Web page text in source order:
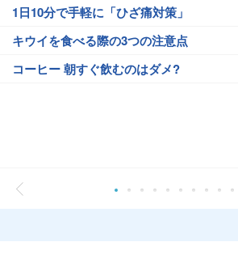
1日10分で手軽に「ひざ痛対策」
キウイを食べる際の3つの注意点
コーヒー 朝すぐ飲むのはダメ?